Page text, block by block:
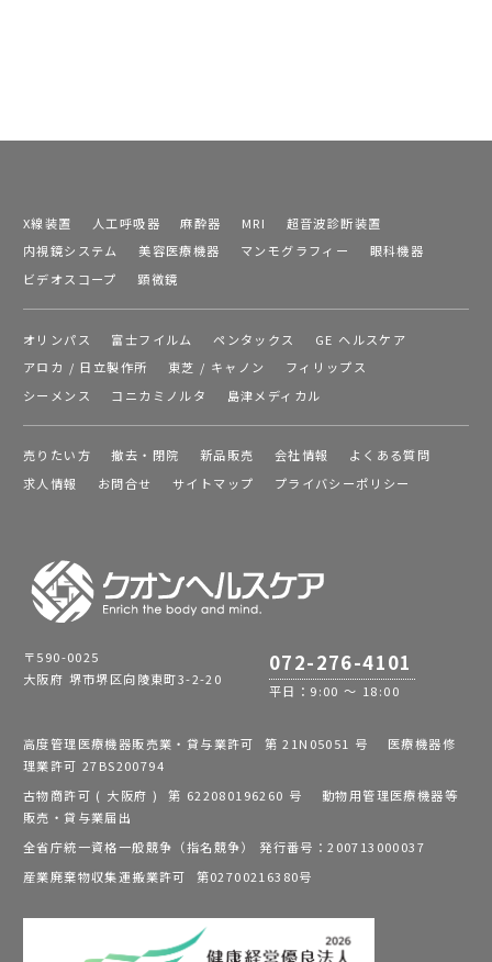
X線装置 人工呼吸器 麻酔器 MRI
超音波診断装置
内視鏡システム
美容医療機器 マンモグラフィー
眼科機器
ビデオスコープ
顕微鏡
オリンパス 富士フイルム ペンタックス
GE ヘルスケア
アロカ / 日立製作所
東芝 / キャノン
フィリップス
シーメンス
コニカミノルタ 島津メディカル
売りたい方 撤去・閉院 新品販売 会社情報
よくある質問
求人情報
お問合せ サイトマップ プライバシーポリシー
〒590-0025
大阪府 堺市堺区向陵東町3-2-20
072-276-4101
平日：9:00 ～ 18:00
高度管理医療機器販売業・貸与業許可 第 21N05051 号 医療機器修
理業許可 27BS200794
古物商許可 ( 大阪府 ) 第 622080196260 号 動物用管理医療機器等
販売・貸与業届出
全省庁統一資格一般競争（指名競争） 発行番号：200713000037
産業廃棄物収集運搬業許可 第02700216380号